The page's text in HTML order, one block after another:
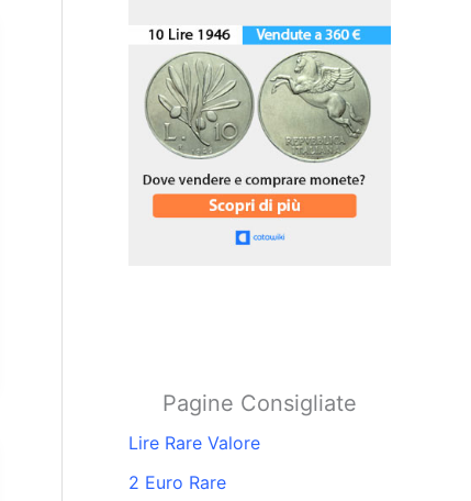
Pagine Consigliate
Lire Rare Valore
2 Euro Rare